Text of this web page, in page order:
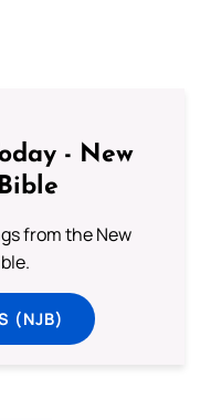
- New
from the New
(NJB)